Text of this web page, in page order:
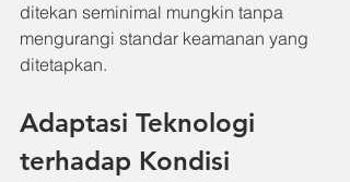
ditekan seminimal mungkin tanpa
mengurangi standar keamanan yang
ditetapkan.
Adaptasi Teknologi
terhadap Kondisi